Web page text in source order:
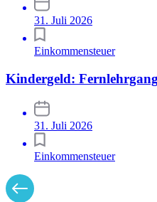
31. Juli 2026
Einkommensteuer
Kindergeld:
31. Juli 2026
Einkommensteuer